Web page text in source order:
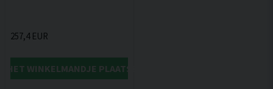
257,4 EUR
HET WINKELMANDJE PLAATSEN